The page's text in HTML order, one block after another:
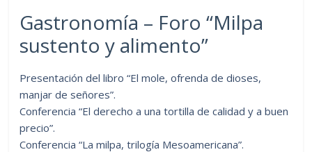
Gastronomía – Foro “Milpa
sustento y alimento”
Presentación del libro “El mole, ofrenda de dioses,
manjar de señores”.
Conferencia “El derecho a una tortilla de calidad y a buen
precio”.
Conferencia “La milpa, trilogía Mesoamericana”.